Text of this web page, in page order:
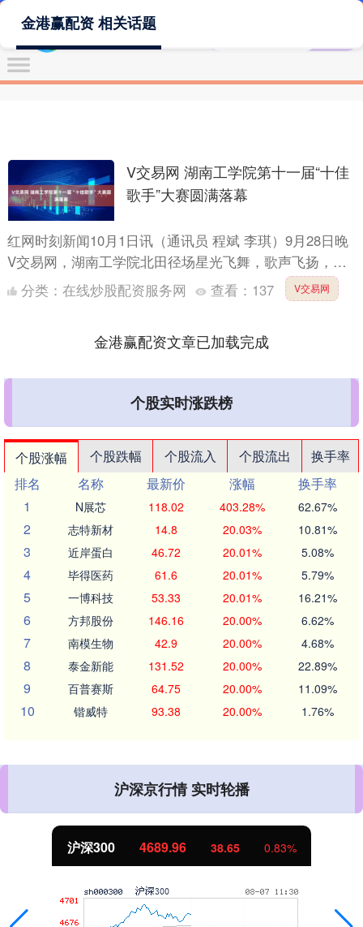
金港赢配资 相关话题
V交易网 湖南工学院第十一届“十佳
歌手”大赛圆满落幕
红网时刻新闻10月1日讯（通讯员 程斌 李琪）9月28日晚
V交易网，湖南工学院北田径场星光飞舞，歌声飞扬，该
校第十一届校园“十佳歌手”大赛在这里举行。全体军训
教....
分类： 在线炒股配资服务网 查看： 137 V交易网
金港赢配资文章已加载完成
个股实时涨跌榜
个股涨幅 个股跌幅 个股流入 个股流出
换手率
排名
名称 最新价 涨幅
换手率
1
N展芯 118.02 403.28% 62.67%
2 志特新材 14.8 20.03% 10.81%
3 近岸蛋白 46.72 20.01% 5.08%
4 毕得医药 61.6 20.01% 5.79%
5 一博科技 53.33 20.01% 16.21%
6 方邦股份 146.16 20.00% 6.62%
7 南模生物 42.9 20.00% 4.68%
8 泰金新能 131.52 20.00% 22.89%
9 百普赛斯 64.75 20.00% 11.09%
10 锴威特 93.38 20.00% 1.76%
沪深京行情 实时轮播
北证50 1129.72